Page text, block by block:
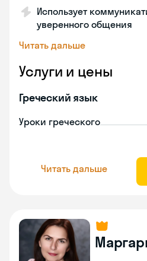
Использует
уверенного общения
Читать дальше
Услуги и цены
Греческий язык
Уроки греческого
Читать дальше